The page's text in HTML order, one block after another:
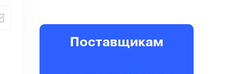
Поставщикам